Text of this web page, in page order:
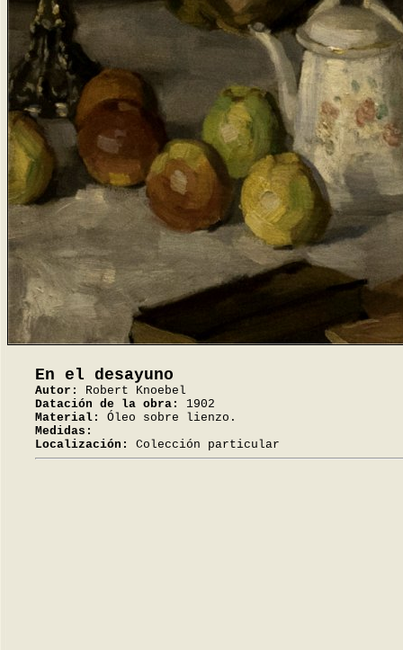
En el desayuno
Autor:
Robert Knoebel
Datación de la obra:
1902
Material:
Óleo sobre lienzo.
Medidas:
Localización:
Colección particular